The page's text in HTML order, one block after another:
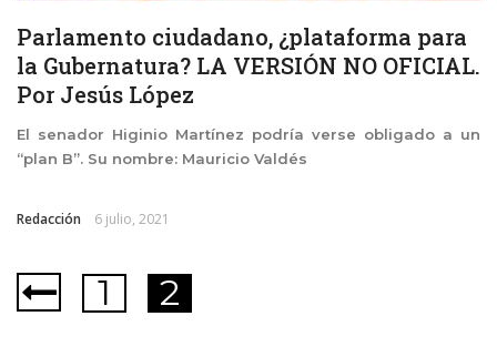
Parlamento ciudadano, ¿plataforma para
la Gubernatura? LA VERSIÓN NO OFICIAL.
Por Jesús López
El senador Higinio Martínez podría verse obligado a un
“plan B”. Su nombre: Mauricio Valdés
Redacción 6 julio, 2021
1 2